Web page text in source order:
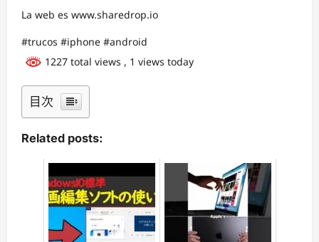
La web es www.sharedrop.io
#trucos #iphone #android
1227 total views , 1 views today
目次
Related posts: